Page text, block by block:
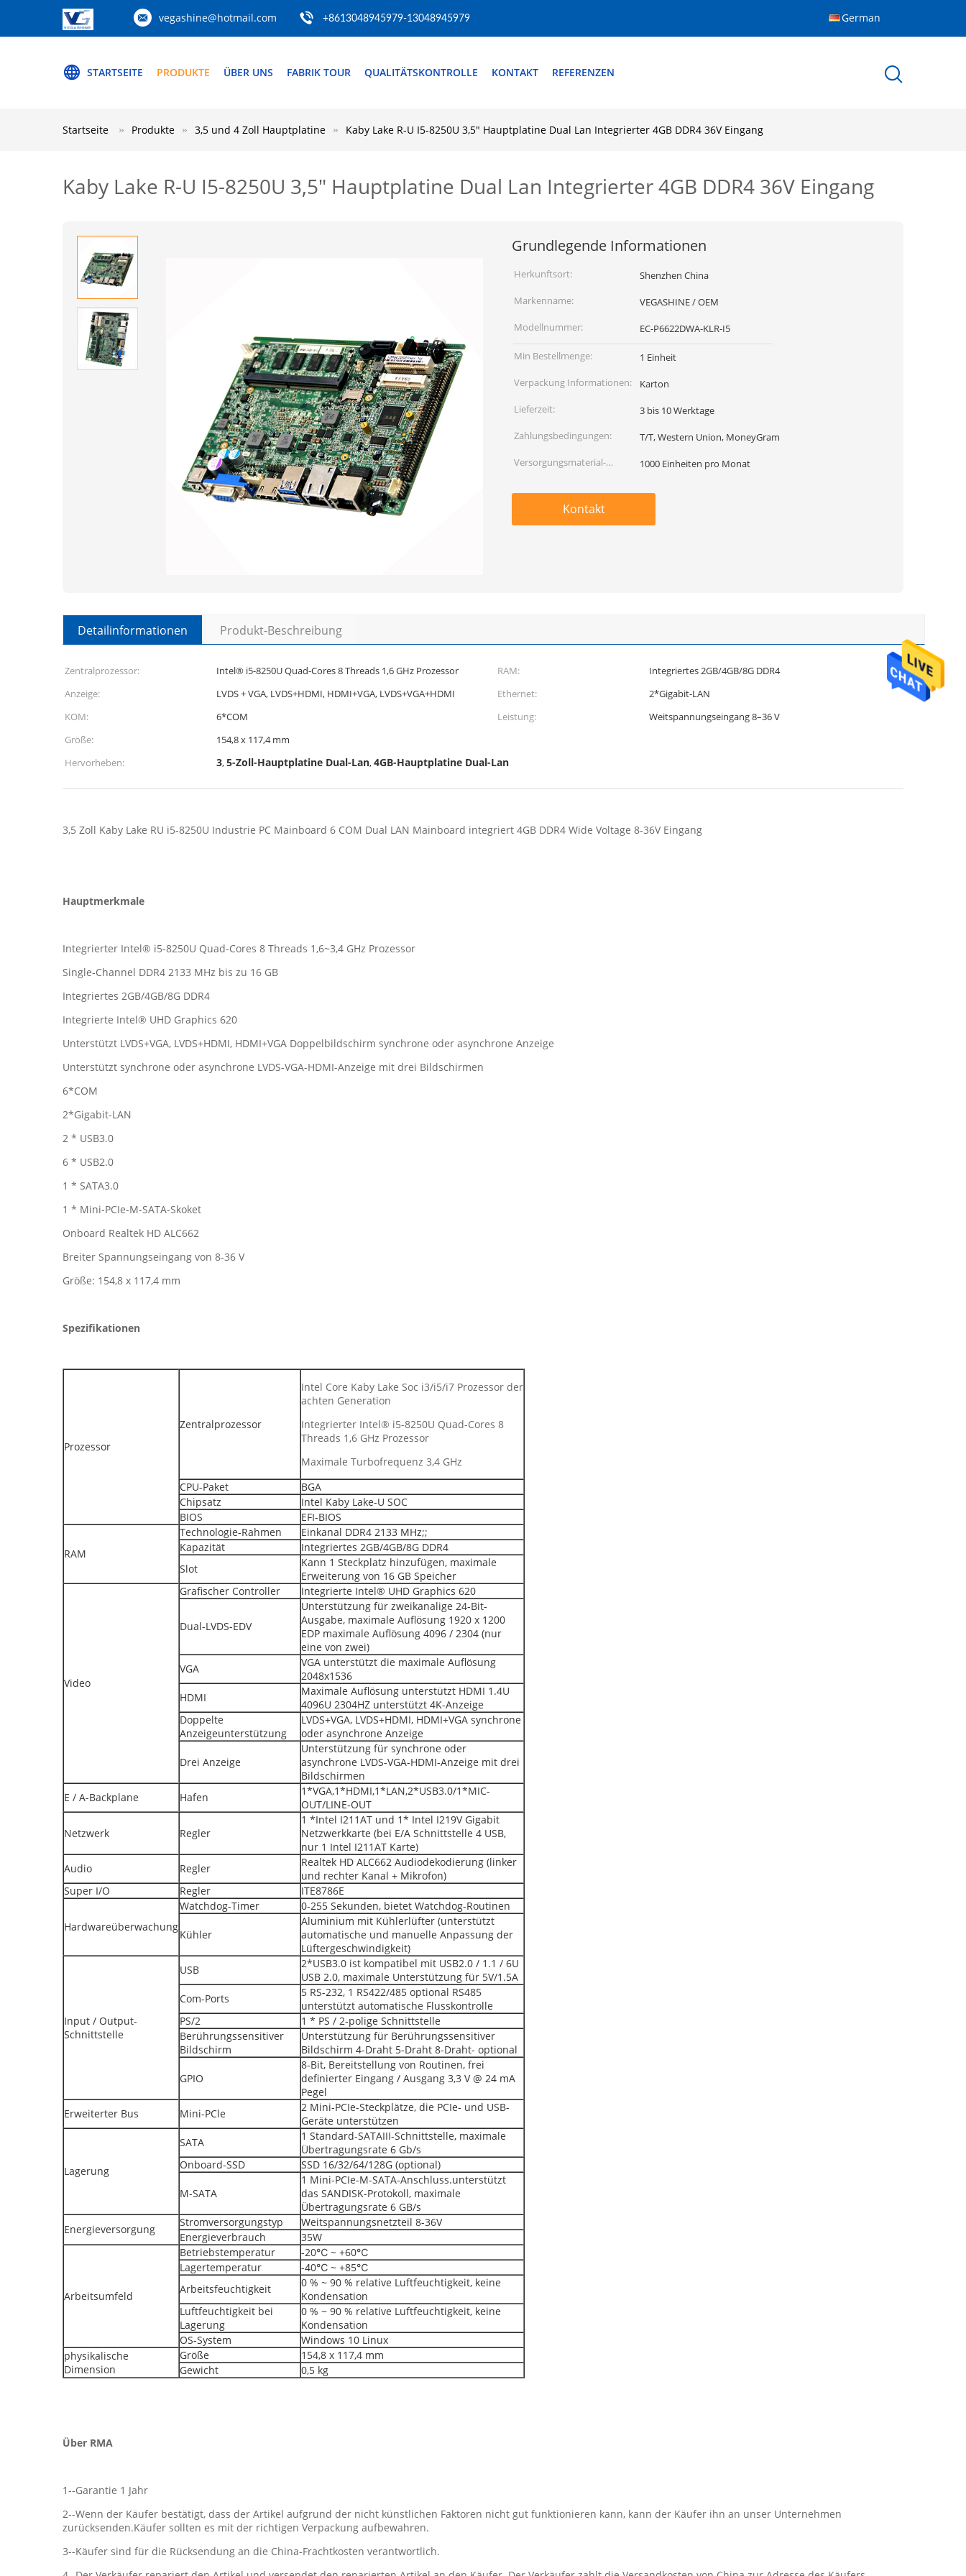
vegashine@hotmail.com +8613048945979-13048945979 German
STARTSEITE PRODUKTE ÜBER UNS FABRIK TOUR QUALITÄTSKONTROLLE KONTAKT REFERENZEN
Startseite Produkte 3,5 und 4 Zoll Hauptplatine Kaby Lake R-U I5-8250U 3,5" Hauptplatine Dual Lan Integrierter 4GB DDR4 36V Eingang
Kaby Lake R-U I5-8250U 3,5" Hauptplatine Dual Lan Integrierter 4GB DDR4 36V Eingang
Grundlegende Informationen
Herkunftsort:
Shenzhen China
Markenname:
VEGASHINE / OEM
Modellnummer:
EC-P6622DWA-KLR-I5
Min Bestellmenge:
1 Einheit
Verpackung Informationen:
Karton
Lieferzeit:
3 bis 10 Werktage
Zahlungsbedingungen:
T/T, Western Union, MoneyGram
Versorgungsmaterial-
1000 Einheiten pro Monat
Kontakt
Detailinformationen Produkt-Beschreibung
Zentralprozessor: Intel® i5-8250U Quad-Cores 8 Threads 1,6 GHz Prozessor RAM:
Integriertes 2GB/4GB/8G DDR4
Anzeige:
LVDS + VGA, LVDS+HDMI, HDMI+VGA, LVDS+VGA+HDMI Ethernet:
2*Gigabit-LAN
KOM:
6*COM Leistung:
Weitspannungseingang 8–36 V
Größe:
154,8 x 117,4 mm
Hervorheben:
3,5-Zoll-Hauptplatine Dual-Lan,4GB-Hauptplatine Dual-Lan
3,5 Zoll Kaby Lake RU i5-8250U Industrie PC Mainboard 6 COM Dual LAN Mainboard integriert 4GB DDR4 Wide Voltage 8-36V Eingang
Hauptmerkmale
Integrierter Intel® i5-8250U Quad-Cores 8 Threads 1,6~3,4 GHz Prozessor
Single-Channel DDR4 2133 MHz bis zu 16 GB
Integriertes 2GB/4GB/8G DDR4
Integrierte Intel® UHD Graphics 620
Unterstützt LVDS+VGA, LVDS+HDMI, HDMI+VGA Doppelbildschirm synchrone oder asynchrone Anzeige
Unterstützt synchrone oder asynchrone LVDS-VGA-HDMI-Anzeige mit drei Bildschirmen
6*COM
2*Gigabit-LAN
2 * USB3.0
6 * USB2.0
1 * SATA3.0
1 * Mini-PCIe-M-SATA-Skoket
Onboard Realtek HD ALC662
Breiter Spannungseingang von 8-36 V
Größe: 154,8 x 117,4 mm
Spezifikationen
Prozessor
Zentralprozessor
Intel Core Kaby Lake Soc i3/i5/i7 Prozessor der
achten Generation
Integrierter Intel® i5-8250U Quad-Cores 8
Threads 1,6 GHz Prozessor
Maximale Turbofrequenz 3,4 GHz
CPU-Paket
BGA
Chipsatz
Intel Kaby Lake-U SOC
BIOS
EFI-BIOS
RAM
Technologie-Rahmen
Einkanal DDR4 2133 MHz;;
Kapazität
Integriertes 2GB/4GB/8G DDR4
Slot
Kann 1 Steckplatz hinzufügen, maximale
Erweiterung von 16 GB Speicher
Video
Grafischer Controller Integrierte Intel® UHD Graphics 620
Dual-LVDS-EDV
Unterstützung für zweikanalige 24-Bit-
Ausgabe, maximale Auflösung 1920 x 1200
EDP maximale Auflösung 4096 / 2304 (nur
eine von zwei)
VGA
VGA unterstützt die maximale Auflösung
2048x1536
HDMI
Maximale Auflösung unterstützt HDMI 1.4U
4096U 2304HZ unterstützt 4K-Anzeige
Doppelte
Anzeigeunterstützung
LVDS+VGA, LVDS+HDMI, HDMI+VGA synchrone
oder asynchrone Anzeige
Drei Anzeige
Unterstützung für synchrone oder
asynchrone LVDS-VGA-HDMI-Anzeige mit drei
Bildschirmen
E / A-Backplane
Hafen
1*VGA,1*HDMI,1*LAN,2*USB3.0/1*MIC-
OUT/LINE-OUT
Netzwerk Regler
1 *Intel I211AT und 1* Intel I219V Gigabit
Netzwerkkarte (bei E/A Schnittstelle 4 USB,
nur 1 Intel I211AT Karte)
Audio
Regler
Realtek HD ALC662 Audiodekodierung (linker
und rechter Kanal + Mikrofon)
Super I/O
Regler ITE8786E
Hardwareüberwachung
Watchdog-Timer 0-255 Sekunden, bietet Watchdog-Routinen
Kühler
Aluminium mit Kühlerlüfter (unterstützt
automatische und manuelle Anpassung der
Lüftergeschwindigkeit)
Input / Output-
Schnittstelle
USB
2*USB3.0 ist kompatibel mit USB2.0 / 1.1 / 6U
USB 2.0, maximale Unterstützung für 5V/1.5A
Com-Ports
5 RS-232, 1 RS422/485 optional RS485
unterstützt automatische Flusskontrolle
PS/2
1 * PS / 2-polige Schnittstelle
Berührungssensitiver
Bildschirm
Unterstützung für Berührungssensitiver
Bildschirm 4-Draht 5-Draht 8-Draht- optional
GPIO
8-Bit, Bereitstellung von Routinen, frei
definierter Eingang / Ausgang 3,3 V @ 24 mA
Pegel
Erweiterter Bus
Mini-PCle
2 Mini-PCIe-Steckplätze, die PCIe- und USB-
Geräte unterstützen
Lagerung
SATA
1 Standard-SATAIII-Schnittstelle, maximale
Übertragungsrate 6 Gb/s
Onboard-SSD
SSD 16/32/64/128G (optional)
M-SATA
1 Mini-PCIe-M-SATA-Anschluss.unterstützt
das SANDISK-Protokoll, maximale
Übertragungsrate 6 GB/s
Energieversorgung
Stromversorgungstyp
Weitspannungsnetzteil 8-36V
Energieverbrauch
35W
Arbeitsumfeld
Betriebstemperatur
-20℃ ~ +60℃
Lagertemperatur
-40℃ ~ +85℃
Arbeitsfeuchtigkeit
0 % ~ 90 % relative Luftfeuchtigkeit, keine
Kondensation
Luftfeuchtigkeit bei
Lagerung
0 % ~ 90 % relative Luftfeuchtigkeit, keine
Kondensation
OS-System
Windows 10 Linux
physikalische
Dimension
Größe
154,8 x 117,4 mm
Gewicht
0,5 kg
Über RMA
1--Garantie 1 Jahr
2--Wenn der Käufer bestätigt, dass der Artikel aufgrund der nicht künstlichen Faktoren nicht gut funktionieren kann, kann der Käufer ihn an unser Unternehmen
zurücksenden.Käufer sollten es mit der richtigen Verpackung aufbewahren.
3--Käufer sind für die Rücksendung an die China-Frachtkosten verantwortlich.